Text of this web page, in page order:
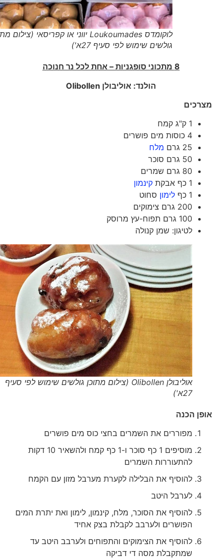
לוקומדס Loukoumades יווני או קפריסאי (צילום מתוכן
גולשים שימוש לפי סעיף 27א')
הולנד: אוליבולןOlibollen
מצרכים
1 ק"ג קמח
4 כוסות מים פושרים
25 גרם
מלח
50 גרם סוכר
80 גרם שמרים
1 כף אבקת
קינמון
1 כף
לימוןסחוט
200 גרם צימוקים
100 גרם תפוח-עץ מרוסק
לטיגון: שמן קנולה
אוליבולן Olibollen (צילום מתוכן גולשים שימוש לפי סעיף
אופן הכנה
מפוררים את השמרים בחצי כוס מים פושרים
מוסיפים 1 כף סוכר ו-1 כף קמח ולהשאיר 10 דקות
להתעוררות השמרים
להוסיף את הבלילה לקערת מערבל מזון עם הקמח
לערבל היטב
להוסיף את הסוכר, מלח, קינמון, לימון ואת יתרת המים
הפושרים ולערבב לקבלת בצק אחיד
להוסיף את הצימוקים והתפוחים ולערבב היטב עד
שמתקבלת מסה די דביקה